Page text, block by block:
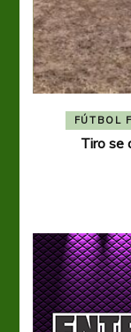
FÚTBOL
Tiro se